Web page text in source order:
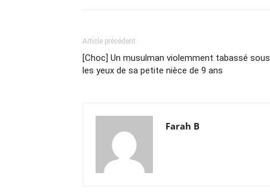
Article précédent
[Choc] Un musulman violemment tabassé sous
les yeux de sa petite nièce de 9 ans
Farah B